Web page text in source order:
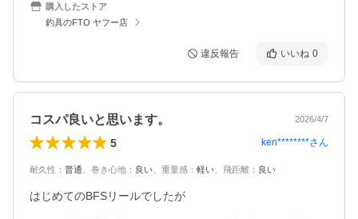
購入したストア
釣具のFTO ヤフー店
違反報告 いいね 0
コスパ良いと思います。 2026/4/7
5 ken********さん
耐久性 ： 普通 巻き心地 ： 良い 重量感 ： 軽い 飛距離 ： 良い
はじめてのBFSリールでしたが